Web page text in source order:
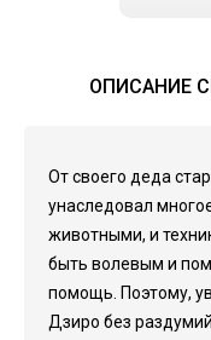
ОПИСАНИЕ
От своего деда
унаследовал
животными, и
быть волевым и
помощь. Поэтому,
Дзиро без